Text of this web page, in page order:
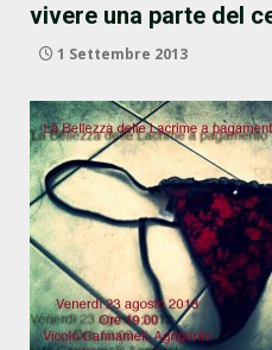
vivere una parte del
1 Settembre 2013